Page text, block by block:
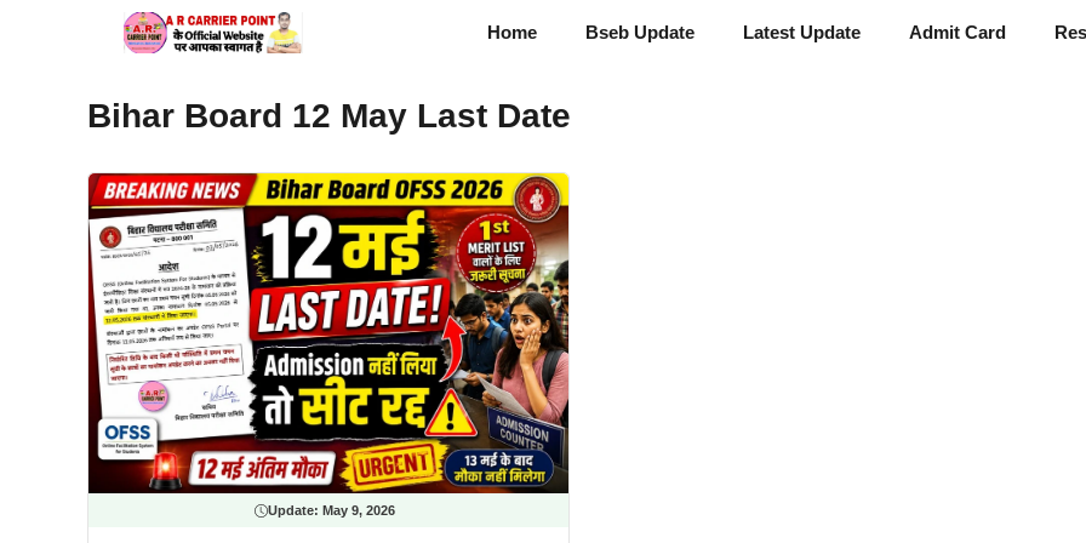
Home Bseb Update Latest Update Admit Card
Bihar Board 12 May Last Date
Update:May 9, 2026